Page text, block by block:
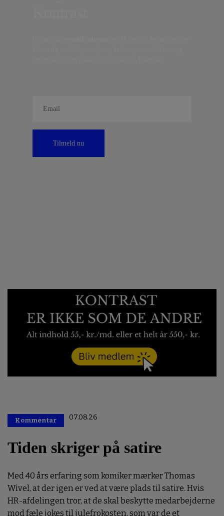
Tilmeld nu
Kommentar 07.08.26
Tiden skriger på satire
Med 40 års erfaring som komiker mærker Thomas
Wivel, at der igen er ved at være plads til satire. Hvis
HR-afdelingen tror, at de skal beskytte medarbejderne
mod fæle jokes til julefrokosten, som var de et